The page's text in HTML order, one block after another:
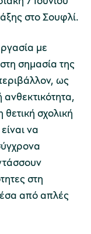
στο Σουφλί.
με
στη σημασία της
ως
σχολική
να
στη
από απλές